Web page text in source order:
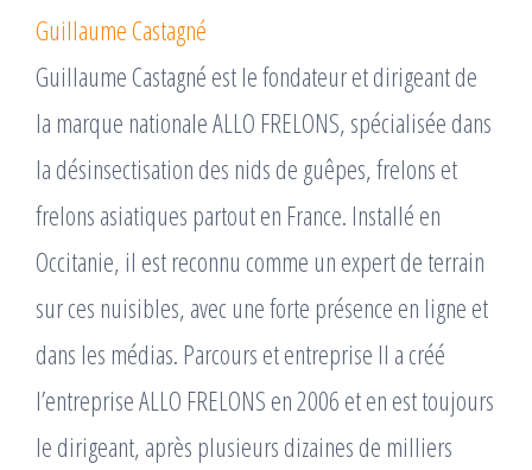
Guillaume Castagné
Guillaume Castagné est le fondateur et dirigeant de
la marque nationale ALLO FRELONS, spécialisée dans
la désinsectisation des nids de guêpes, frelons et
frelons asiatiques partout en France. Installé en
Occitanie, il est reconnu comme un expert de terrain
sur ces nuisibles, avec une forte présence en ligne et
dans les médias. Parcours et entreprise Il a créé
l’entreprise ALLO FRELONS en 2006 et en est toujours
le dirigeant, après plusieurs dizaines de milliers